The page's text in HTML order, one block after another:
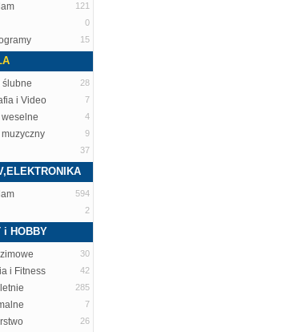
121
0
15
ślubne 28
i Video 7
weselne 4
muzyczny 9
37
594
2
i HOBBY
30
i Fitness 42
285
7
26